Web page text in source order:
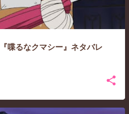
喋るなクマシー』ネタバレ